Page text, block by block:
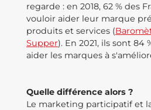
regarde : en 2018, 62 % des
vouloir aider leur marque
produits et services (
Supper). En 2021, ils sont 84
aider les marques à
Quelle différence alors ?
Le marketing participatif et